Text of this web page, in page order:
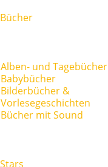
Bücher
Alben- und Tagebücher
Babybücher
Bilderbücher &
Vorlesegeschichten
Bücher mit Sound
Stars